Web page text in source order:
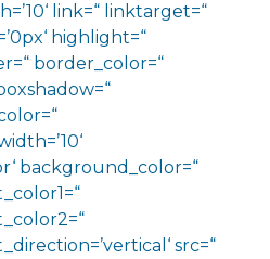
link=“ linktarget=“
highlight=“
border_color=“
background_color=“
src=“